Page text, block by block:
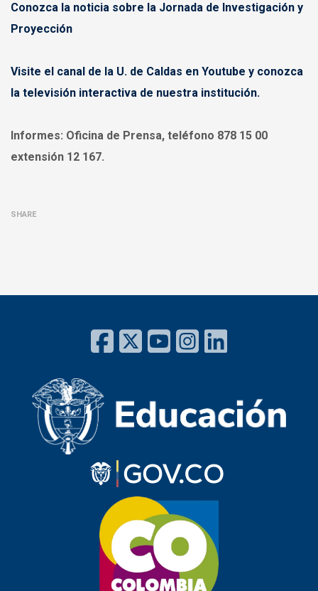
Conozca la noticia sobre la Jornada de Investigación y
Proyección
Visite el canal de la U. de Caldas en Youtube y conozca
la televisión interactiva de nuestra institución.
Informes: Oficina de Prensa, teléfono 878 15 00
extensión 12 167.
SHARE